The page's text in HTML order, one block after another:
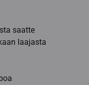
saatte
laajasta